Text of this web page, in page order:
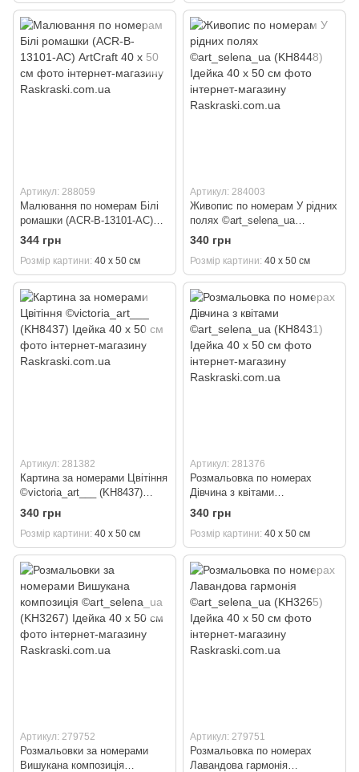
Артикул: 288059
Малювання по номерам Білі
ромашки (ACR-B-13101-AC)
ArtCraft 40 х 50 см
344 грн
Розмір картини 40 х 50 см
Артикул: 284003
Живопис по номерам У рідних
полях ©art_selena_ua
(KH8448) Ідейка 40 х 50 см
340 грн
Розмір картини 40 х 50 см
Артикул: 281382
Картина за номерами Цвітіння
©victoria_art___ (KH8437)
Ідейка 40 х 50 см
340 грн
Розмір картини 40 х 50 см
Артикул: 281376
Розмальовка по номерах
Дівчина з квітами
©art_selena_ua (KH8431)
Ідейка 40 х 50 см
340 грн
Розмір картини 40 х 50 см
Артикул: 279752
Розмальовки за номерами
Вишукана композиція
Артикул: 279751
Розмальовка по номерах
Лавандова гармонія